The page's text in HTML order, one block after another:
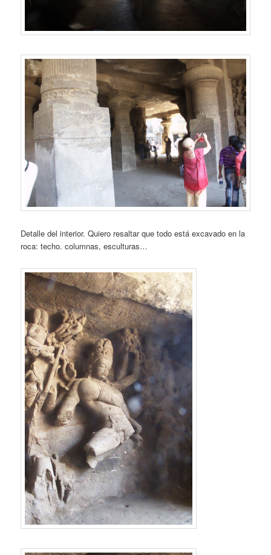
Detalle del interior. Quiero resaltar que todo está excavado en la
roca: techo. columnas, esculturas…